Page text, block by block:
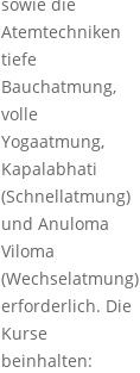
Atemtechniken
tiefe
Bauchatmung,
volle
Yogaatmung,
Kapalabhati
(Schnellatmung)
und Anuloma
Viloma
(Wechselatmung)
erforderlich. Die
Kurse
beinhalten: